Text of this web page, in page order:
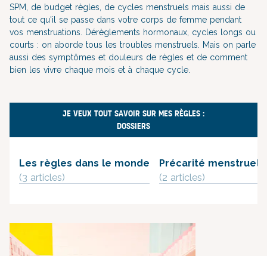
SPM, de budget règles, de cycles menstruels mais aussi de
tout ce qu'il se passe dans votre corps de femme pendant
vos menstruations. Dérèglements hormonaux, cycles longs ou
courts : on aborde tous les troubles menstruels. Mais on parle
aussi des symptômes et douleurs de règles et de comment
bien les vivre chaque mois et à chaque cycle.
JE VEUX TOUT SAVOIR SUR MES RÈGLES :
DOSSIERS
Les règles dans le monde
(3 articles)
Précarité
(2 articles)